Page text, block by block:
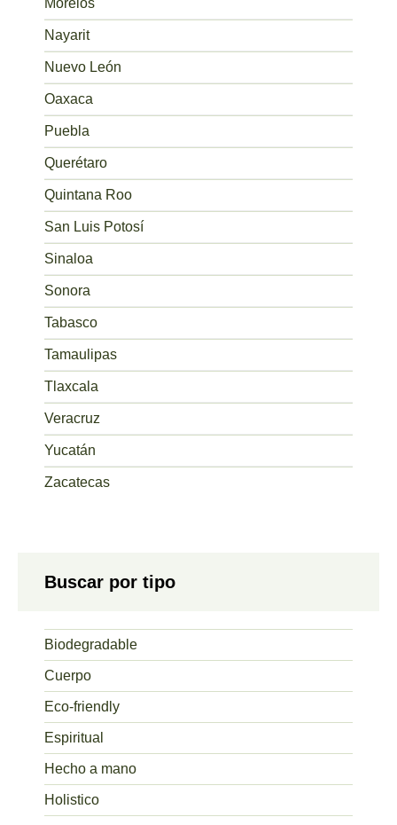
Nayarit
Nuevo León
Oaxaca
Puebla
Querétaro
Quintana Roo
San Luis Potosí
Sinaloa
Sonora
Tabasco
Tamaulipas
Tlaxcala
Veracruz
Yucatán
Zacatecas
Buscar por tipo
Biodegradable
Cuerpo
Eco-friendly
Espiritual
Hecho a mano
Holistico